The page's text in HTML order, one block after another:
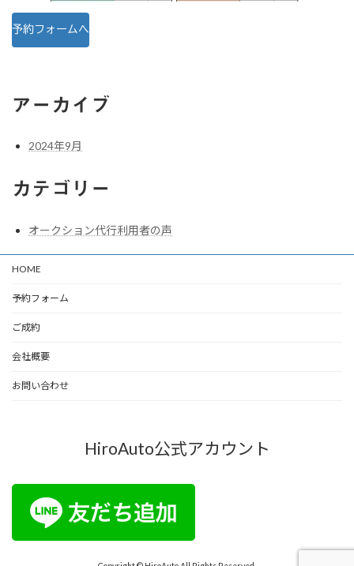
予約フォームへ
アーカイブ
2024年9月
カテゴリー
オークション代行利用者の声
HOME
予約フォーム
ご成約
会社概要
お問い合わせ
HiroAuto公式アカウント